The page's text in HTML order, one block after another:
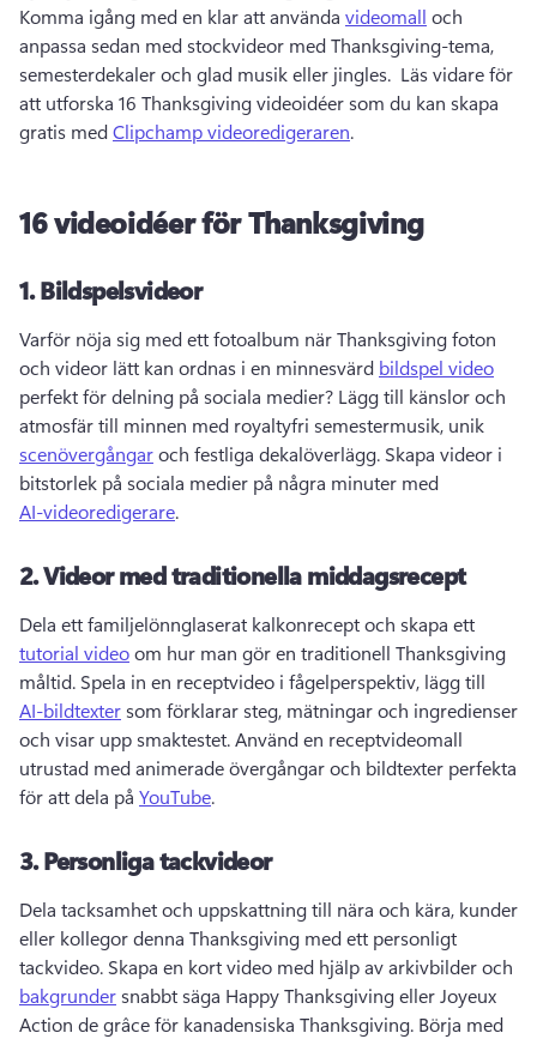
Komma igång med en klar att använda videomall och
anpassa sedan med stockvideor med Thanksgiving-tema,
semesterdekaler och glad musik eller jingles. Läs vidare för
att utforska 16 Thanksgiving videoidéer som du kan skapa
gratis med Clipchamp videoredigeraren.
16 videoidéer för Thanksgiving
1.Bildspelsvideor
Varför nöja sig med ett fotoalbum när Thanksgiving foton
och videor lätt kan ordnas i en minnesvärd bildspel video
perfekt för delning på sociala medier? Lägg till känslor och
atmosfär till minnen med royaltyfri semestermusik, unik
scenövergångar och festliga dekalöverlägg. Skapa videor i
bitstorlek på sociala medier på några minuter med
AI-videoredigerare.
2.Videor med traditionella middagsrecept
Dela ett familjelönnglaserat kalkonrecept och skapa ett
tutorial video om hur man gör en traditionell Thanksgiving
måltid. Spela in en receptvideo i fågelperspektiv, lägg till
AI-bildtexter som förklarar steg, mätningar och ingredienser
och visar upp smaktestet. Använd en receptvideomall
utrustad med animerade övergångar och bildtexter perfekta
för att dela på YouTube.
3.Personliga tackvideor
Dela tacksamhet och uppskattning till nära och kära, kunder
eller kollegor denna Thanksgiving med ett personligt
tackvideo. Skapa en kort video med hjälp av arkivbilder och
bakgrunder snabbt säga Happy Thanksgiving eller Joyeux
Action de grâce för kanadensiska Thanksgiving. Börja med